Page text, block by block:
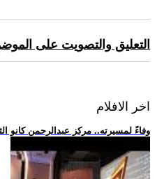
التعليق والتصويت على
اخر الافلام
.. وفاءً لمسيرته.. مركز عبدالرحمن كانو